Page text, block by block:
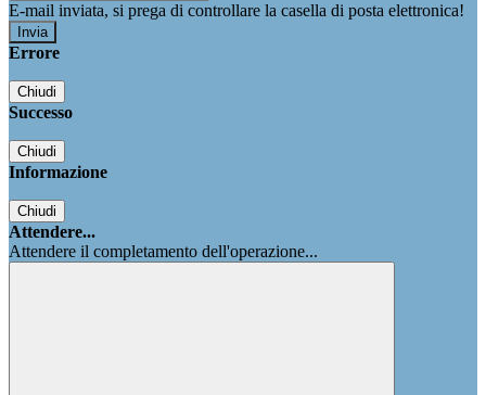
E-mail inviata, si prega di controllare la casella di posta elettronica!
Errore
Chiudi
Successo
Chiudi
Informazione
Chiudi
Attendere...
Attendere il completamento dell'operazione...